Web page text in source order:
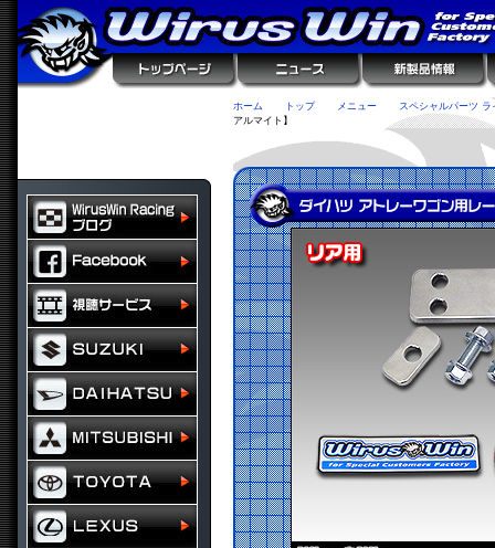
ホーム トップ メニュー
スペシャルパーツ ラ
アルマイト】